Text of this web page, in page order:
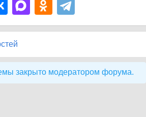
закрыто модератором форума.